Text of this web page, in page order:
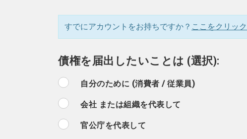
すでにアカウントをお持ちですか？ ここをクリッ
債権を届出したいことは (選択):
自分のために (消費者 / 従業員)
会社 または組織を代表して
官公庁を代表して